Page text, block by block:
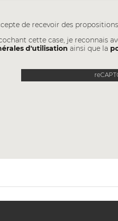
de recevoir des
cette case, je reconnais
d'utilisation ainsi que la